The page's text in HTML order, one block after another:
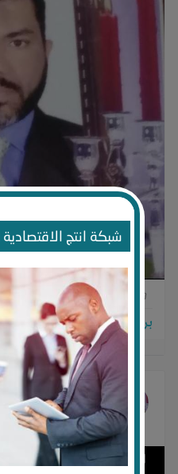
شبكة انتج الاقتصادية
0
برجاء تسجيل الدخول
رمضان فتحي قرني قرني
منذ 2 سنوات